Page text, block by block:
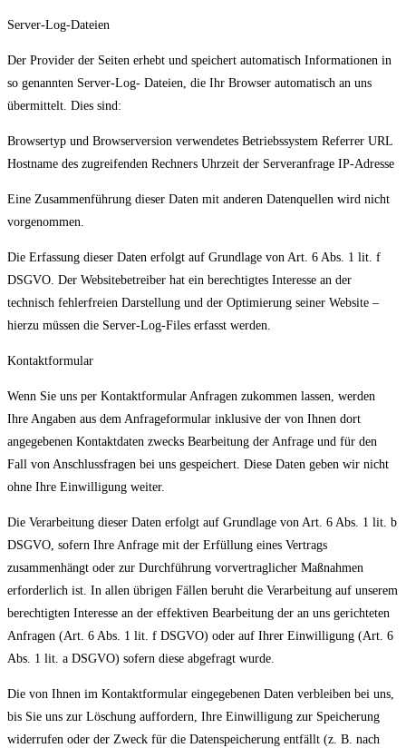
Server-Log-Dateien
Der Provider der Seiten erhebt und speichert automatisch Informationen in
so genannten Server-Log- Dateien, die Ihr Browser automatisch an uns
übermittelt. Dies sind:
Browsertyp und Browserversion verwendetes Betriebssystem Referrer URL
Hostname des zugreifenden Rechners Uhrzeit der Serveranfrage IP-Adresse
Eine Zusammenführung dieser Daten mit anderen Datenquellen wird nicht
vorgenommen.
Die Erfassung dieser Daten erfolgt auf Grundlage von Art. 6 Abs. 1 lit. f
DSGVO. Der Websitebetreiber hat ein berechtigtes Interesse an der
technisch fehlerfreien Darstellung und der Optimierung seiner Website –
hierzu müssen die Server-Log-Files erfasst werden.
Kontaktformular
Wenn Sie uns per Kontaktformular Anfragen zukommen lassen, werden
Ihre Angaben aus dem Anfrageformular inklusive der von Ihnen dort
angegebenen Kontaktdaten zwecks Bearbeitung der Anfrage und für den
Fall von Anschlussfragen bei uns gespeichert. Diese Daten geben wir nicht
ohne Ihre Einwilligung weiter.
Die Verarbeitung dieser Daten erfolgt auf Grundlage von Art. 6 Abs. 1 lit. b
DSGVO, sofern Ihre Anfrage mit der Erfüllung eines Vertrags
zusammenhängt oder zur Durchführung vorvertraglicher Maßnahmen
erforderlich ist. In allen übrigen Fällen beruht die Verarbeitung auf unserem
berechtigten Interesse an der effektiven Bearbeitung der an uns gerichteten
Anfragen (Art. 6 Abs. 1 lit. f DSGVO) oder auf Ihrer Einwilligung (Art. 6
Abs. 1 lit. a DSGVO) sofern diese abgefragt wurde.
Die von Ihnen im Kontaktformular eingegebenen Daten verbleiben bei uns,
bis Sie uns zur Löschung auffordern, Ihre Einwilligung zur Speicherung
widerrufen oder der Zweck für die Datenspeicherung entfällt (z. B. nach